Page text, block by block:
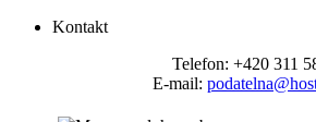
Kontakt
Telefon: +420 311
E-mail: